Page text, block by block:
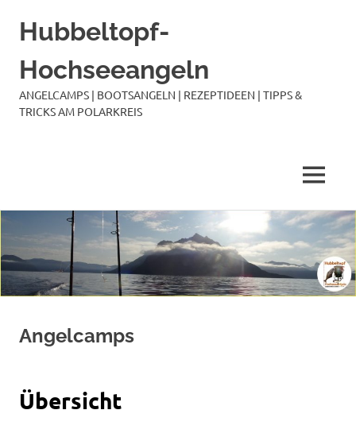
Zum
Inhalt
springen
Hubbeltopf-
Hochseeangeln
ANGELCAMPS | BOOTSANGELN | REZEPTIDEEN | TIPPS &
TRICKS AM POLARKREIS
MENÜ
Angelcamps
Übersicht